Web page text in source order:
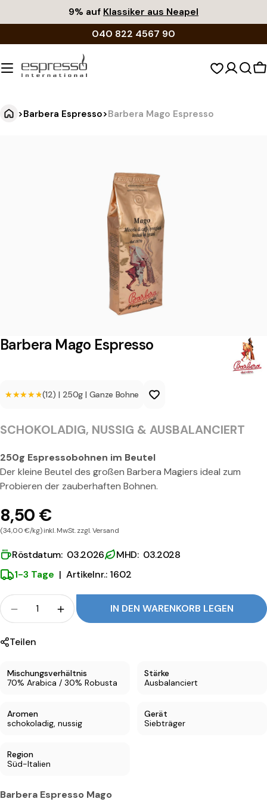
Inhalt
9% auf Klassiker aus Neapel
040 822 4567 90
>Barbera Espresso>Barbera Mago Espresso
o
p
r
e
s
s
Barbera Mago Espresso
★★★★★
★★★★★(12) | 250g | Ganze Bohne
SCHOKOLADIG, NUSSIG & AUSBALANCIERT
250g Espressobohnen im Beutel
Der kleine Beutel des großen Barbera Magiers ideal zum
Probieren der zauberhaften Bohnen.
8,50 €
(34,00 €/kg) inkl. MwSt. zzgl. Versand
Röstdatum: 03.2026
MHD: 03.2028
1-3 Tage | Artikelnr.: 1602
Menge
Menge für Barbera Mago Espresso verringern
Menge für Barbera Mago Espresso
IN DEN WARENKORB LEGEN
Teilen
Mischungsverhältnis
70% Arabica / 30% Robusta
Stärke
Ausbalanciert
Aromen
schokoladig, nussig
Gerät
Siebträger
Region
Süd-Italien
Barbera Espresso Mago